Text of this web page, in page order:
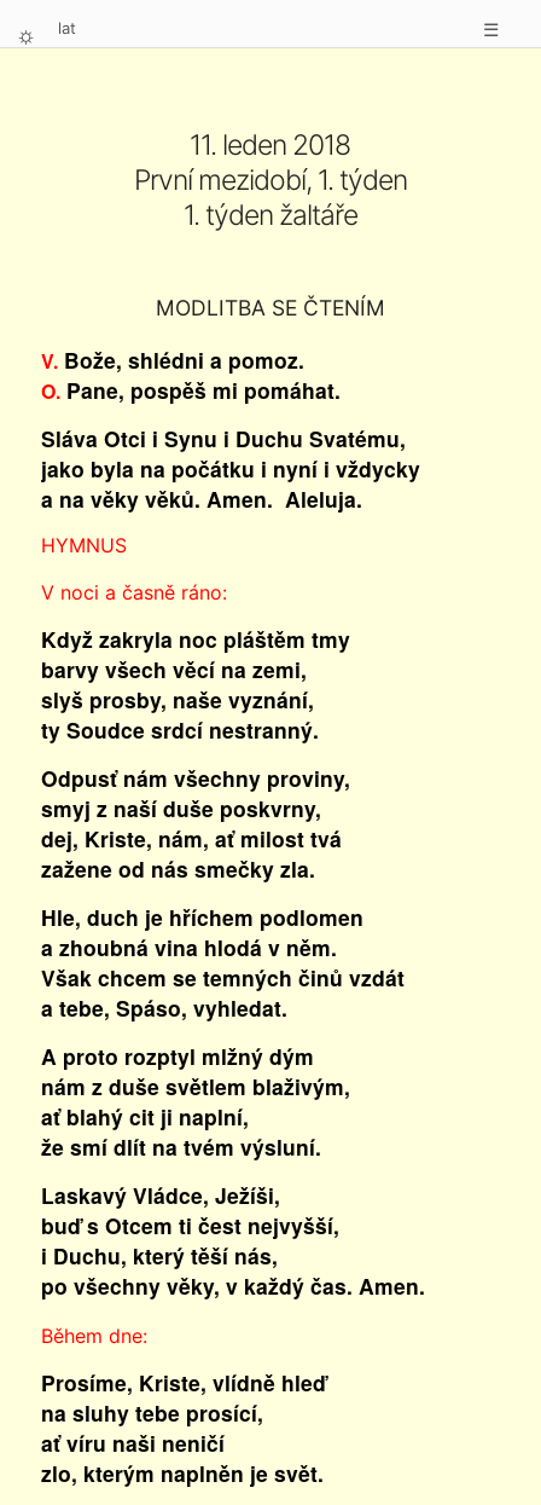
⛭ lat ☰
11. leden 2018
První mezidobí, 1. týden
1. týden žaltáře
MODLITBA SE ČTENÍM
V.Bože, shlédni a pomoz.
O.Pane, pospěš mi pomáhat.
Sláva Otci i Synu i Duchu Svatému,
jako byla na počátku i nyní i vždycky
a na věky věků. Amen. Aleluja.
HYMNUS
V noci a časně ráno:
Když zakryla noc pláštěm tmy
barvy všech věcí na zemi,
slyš prosby, naše vyznání,
ty Soudce srdcí nestranný.
Odpusť nám všechny proviny,
smyj z naší duše poskvrny,
dej, Kriste, nám, ať milost tvá
zažene od nás smečky zla.
Hle, duch je hříchem podlomen
a zhoubná vina hlodá v něm.
Však chcem se temných činů vzdát
a tebe, Spáso, vyhledat.
A proto rozptyl mlžný dým
nám z duše světlem blaživým,
ať blahý cit ji naplní,
že smí dlít na tvém výsluní.
Laskavý Vládce, Ježíši,
buď s Otcem ti čest nejvyšší,
i Duchu, který těší nás,
po všechny věky, v každý čas. Amen.
Během dne:
Prosíme, Kriste, vlídně hleď
na sluhy tebe prosící,
ať víru naši neničí
zlo, kterým naplněn je svět.